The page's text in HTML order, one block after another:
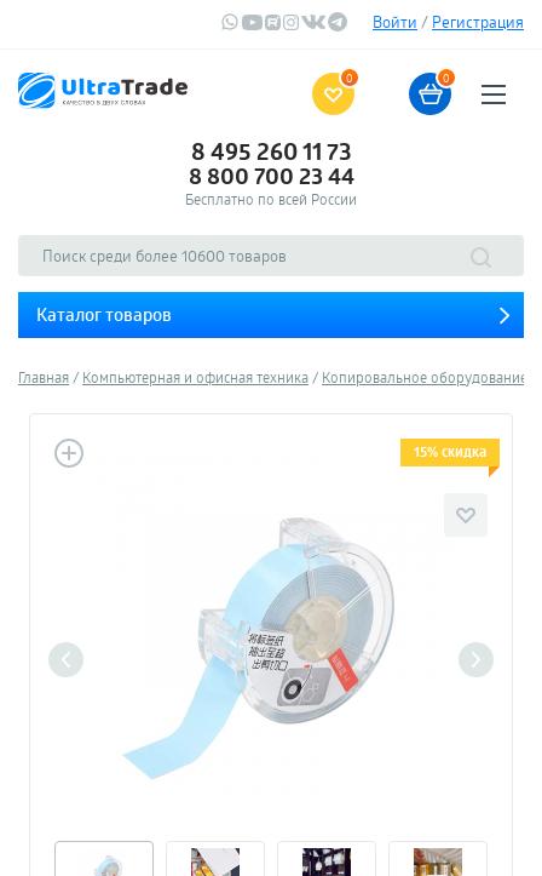
Войти / Регистрация
0 0
8 495 260 11 73
8 800 700 23 44
Бесплатно по всей России
Каталог товаров
Главная Компьютерная и офисная техника Копировальное оборудование и
15% скидка